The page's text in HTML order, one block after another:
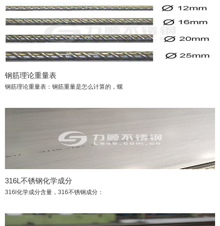
钢筋理论重量表
钢筋理论重量表：钢筋重量是怎么计算的，螺
316L不锈钢化学成分
316l化学成分含量，316不锈钢成分：